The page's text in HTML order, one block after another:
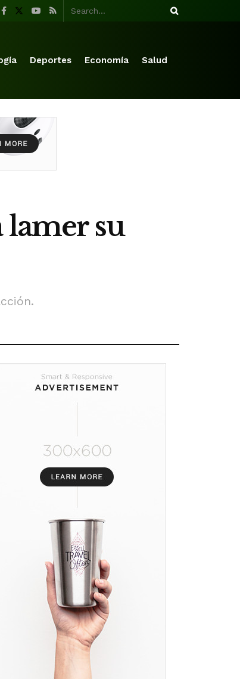
Deportes Economía Salud
lamer su